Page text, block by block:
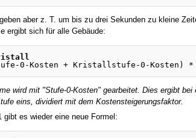
aber z. T. um bis zu drei Sekunden zu kleine
ergibt sich für alle Gebäude:
wird mit "Stufe-0-Kosten" gearbeitet. Dies ergibt
eins, dividiert mit dem Kostensteigerungsfaktor.
gibt es wieder eine neue Formel: